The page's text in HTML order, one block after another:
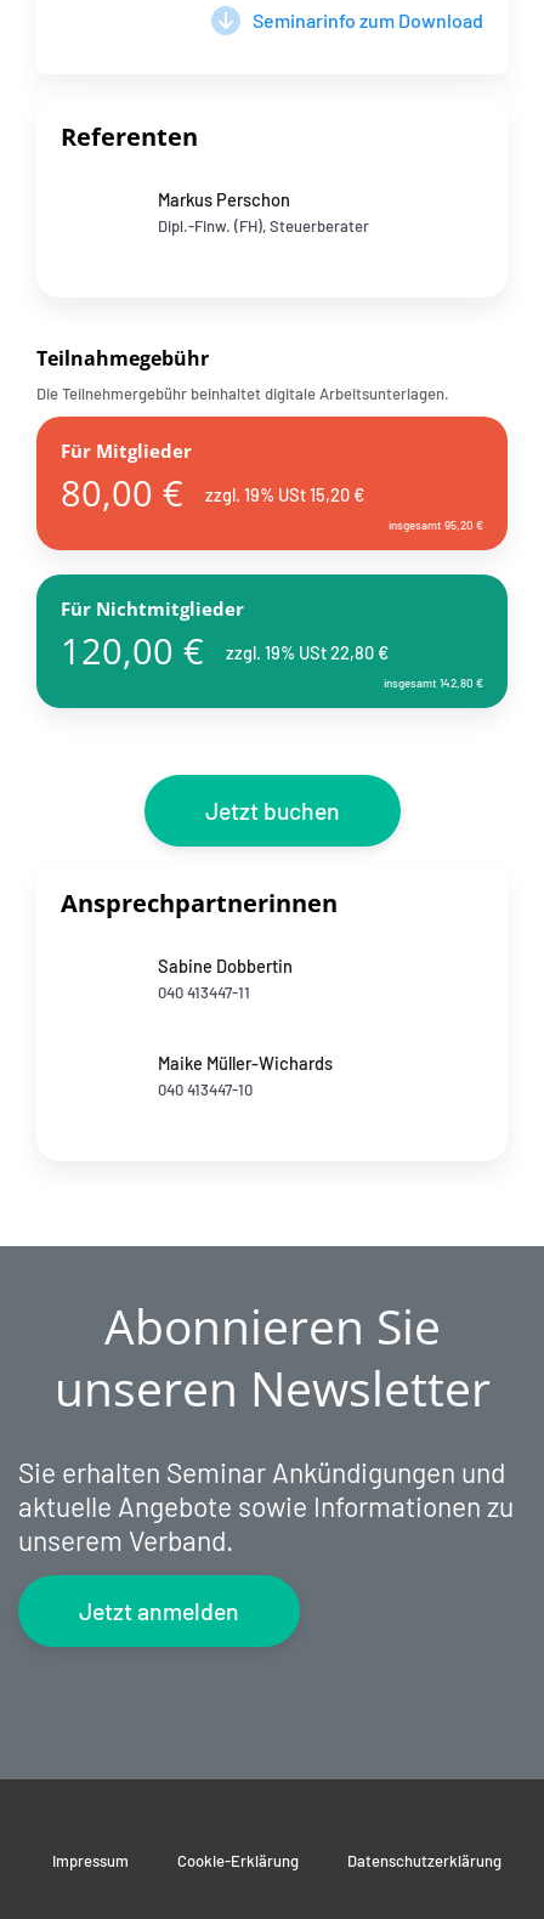
Seminarinfo zum Download
Referenten
Markus Perschon
Dipl.-Finw. (FH), Steuerberater
Teilnahmegebühr
Die Teilnehmergebühr beinhaltet digitale Arbeitsunterlagen.
Für Mitglieder
80,00 € zzgl. 19% USt 15,20 €
insgesamt 95,20 €
Für Nichtmitglieder
120,00 € zzgl. 19% USt 22,80 €
insgesamt 142,80 €
Jetzt buchen
Ansprechpartnerinnen
Sabine Dobbertin
040 413447-11
Maike Müller-Wichards
040 413447-10
Abonnieren Sie
unseren Newsletter
Sie erhalten Seminar Ankündigungen und
aktuelle Angebote sowie Informationen zu
unserem Verband.
Jetzt anmelden
Impressum Cookie-Erklärung Datenschutzerklärung